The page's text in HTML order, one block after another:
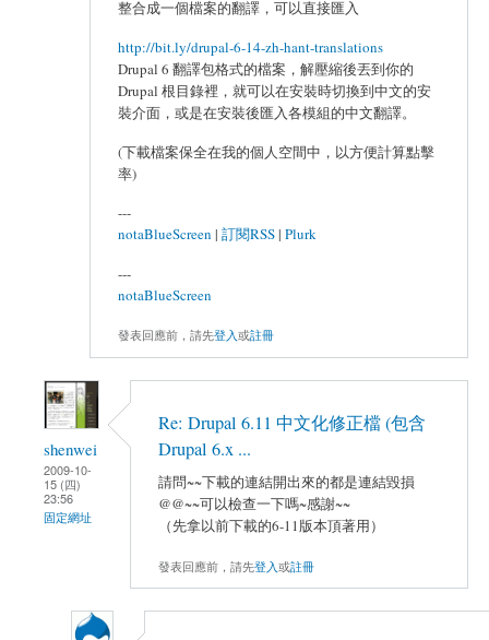
整合成一個檔案的翻譯，可以直接匯入
http://bit.ly/drupal-6-14-zh-hant-translations
Drupal 6 翻譯包格式的檔案，解壓縮後丟到你的
Drupal 根目錄裡，就可以在安裝時切換到中文的安
裝介面，或是在安裝後匯入各模組的中文翻譯。
(下載檔案保全在我的個人空間中，以方便計算點擊
率)
---
notaBlueScreen | 訂閱RSS| Plurk
---
notaBlueScreen
發表回應前，請先登入或註冊
shenwei
2009-10-
15 (四)
23:56
固定網址
Re: Drupal 6.11 中文化修正檔 (包含
Drupal 6.x ...
請問~~下載的連結開出來的都是連結毀損
@@~~可以檢查一下嗎~感謝~~
（先拿以前下載的6-11版本頂著用）
發表回應前，請先登入或註冊